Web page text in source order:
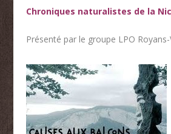
Chroniques naturalistes de la
Présenté par le groupe LPO